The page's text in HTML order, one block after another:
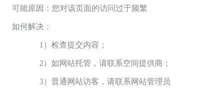
可能原因：您对该页面的访问过于频繁
如何解决：
1）检查提交内容；
2）如网站托管，请联系空间提供商；
3）普通网站访客，请联系网站管理员